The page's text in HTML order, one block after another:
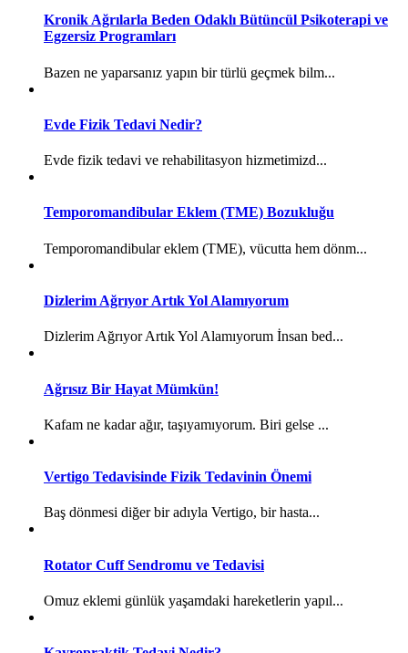
Kronik Ağrılarla Beden Odaklı Bütüncül Psikoterapi ve
Egzersiz Programları
Bazen ne yaparsanız yapın bir türlü geçmek bilm...
Evde Fizik Tedavi Nedir?
Evde fizik tedavi ve rehabilitasyon hizmetimizd...
Temporomandibular Eklem (TME) Bozukluğu
Temporomandibular eklem (TME), vücutta hem dönm...
Dizlerim Ağrıyor Artık Yol Alamıyorum
Dizlerim Ağrıyor Artık Yol Alamıyorum İnsan bed...
Ağrısız Bir Hayat Mümkün!
Kafam ne kadar ağır, taşıyamıyorum. Biri gelse ...
Vertigo Tedavisinde Fizik Tedavinin Önemi
Baş dönmesi diğer bir adıyla Vertigo, bir hasta...
Rotator Cuff Sendromu ve Tedavisi
Omuz eklemi günlük yaşamdaki hareketlerin yapıl...